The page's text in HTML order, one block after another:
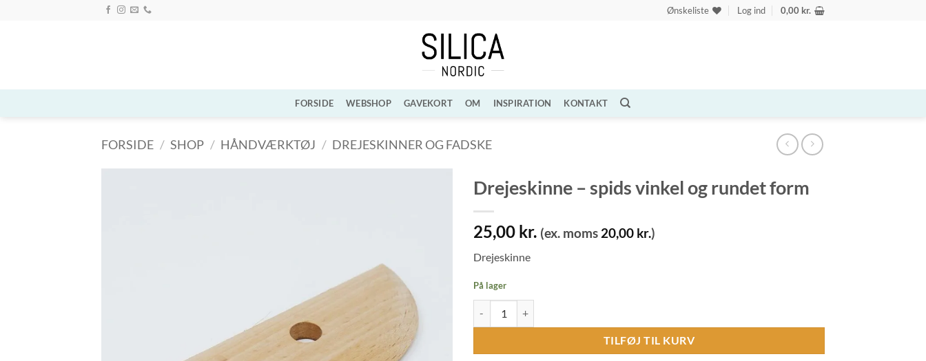
Ønskeliste Log ind 0,00 kr.
FORSIDE WEBSHOP GAVEKORT OM INSPIRATION KONTAKT
FORSIDE / SHOP / HÅNDVÆRKTØJ / DREJESKINNER OG FADSKE
Drejeskinne – spids vinkel og rundet form
25,00 kr. (ex. moms 20,00 kr.)
Drejeskinne
På lager
TILFØJ TIL KURV